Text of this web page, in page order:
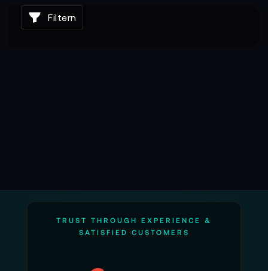
Filtern
TRUST THROUGH EXPERIENCE &
SATISFIED CUSTOMERS